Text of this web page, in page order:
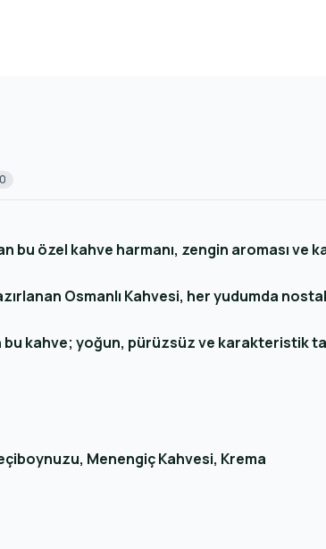
0
bu özel kahve harmanı, zengin aroması
Osmanlı Kahvesi, her yudumda
kahve; yoğun, pürüzsüz ve karakteristik
Menengiç Kahvesi, Krema